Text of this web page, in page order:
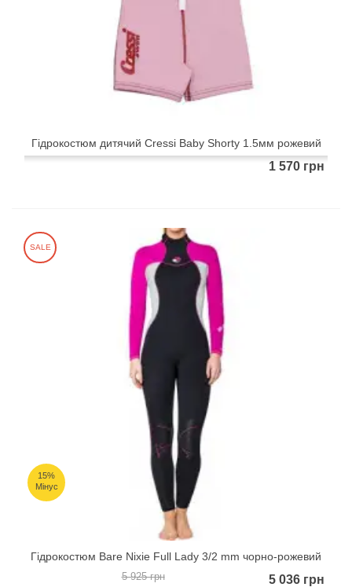
Гідрокостюм дитячий Cressi Baby Shorty 1.5мм рожевий
1 570 грн
SALE
15%
Мінус
Гідрокостюм Bare Nixie Full Lady 3/2 mm чорно-рожевий
5 036 грн
5 925 грн